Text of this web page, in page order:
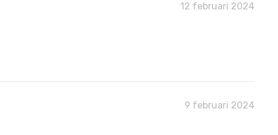
12 februari 2024
9 februari 2024